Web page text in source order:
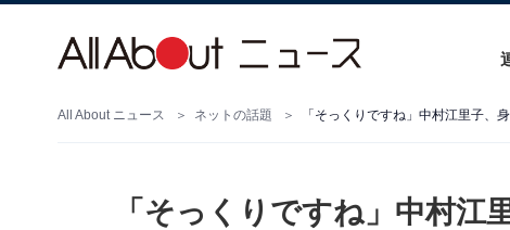
All About ニュース ネットの話題 「そっくりですね」中村江里子、
「そっくりですね」中村江